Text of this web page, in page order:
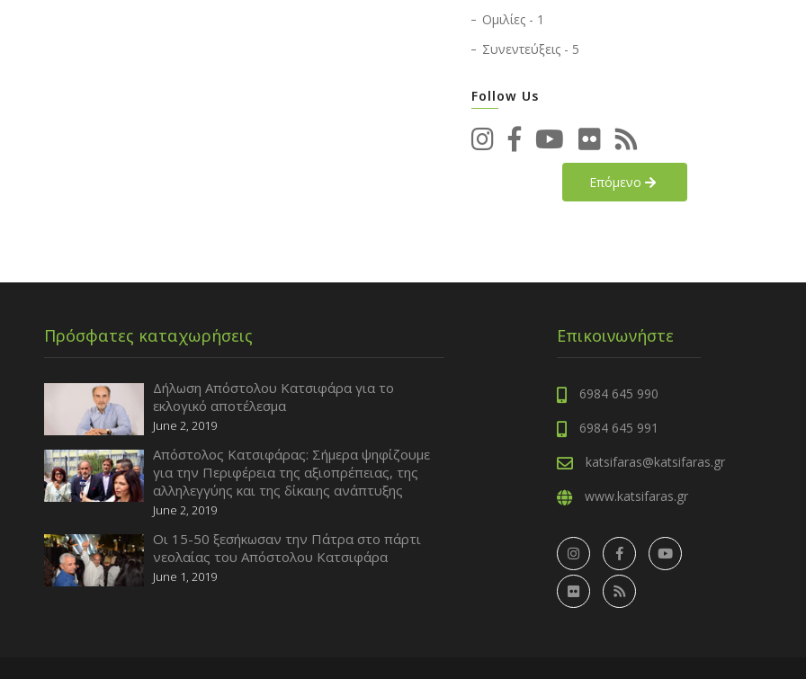
Ομιλίες - 1
Συνεντεύξεις - 5
Follow Us
Επόμενο
Πρόσφατες καταχωρήσεις
Δήλωση Απόστολου Κατσιφάρα για το
εκλογικό αποτέλεσμα
June 2, 2019
Απόστολος Κατσιφάρας: Σήμερα ψηφίζουμε
για την Περιφέρεια της αξιοπρέπειας, της
αλληλεγγύης και της δίκαιης ανάπτυξης
June 2, 2019
Οι 15-50 ξεσήκωσαν την Πάτρα στο πάρτι
νεολαίας του Απόστολου Κατσιφάρα
June 1, 2019
Επικοινωνήστε
6984 645 990
6984 645 991
katsifaras@katsifaras.gr
www.katsifaras.gr